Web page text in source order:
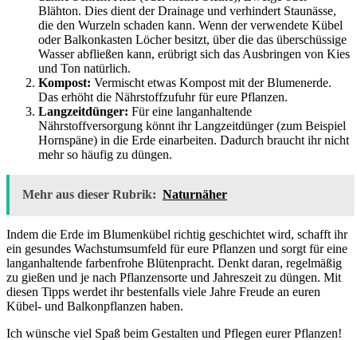
Blähton. Dies dient der Drainage und verhindert Staunässe,
die den Wurzeln schaden kann. Wenn der verwendete Kübel
oder Balkonkasten Löcher besitzt, über die das überschüssige
Wasser abfließen kann, erübrigt sich das Ausbringen von Kies
und Ton natürlich.
Kompost: Vermischt etwas Kompost mit der Blumenerde.
Das erhöht die Nährstoffzufuhr für eure Pflanzen.
Langzeitdünger: Für eine langanhaltende
Nährstoffversorgung könnt ihr Langzeitdünger (zum Beispiel
Hornspäne) in die Erde einarbeiten. Dadurch braucht ihr nicht
mehr so häufig zu düngen.
Mehr aus dieser Rubrik: Naturnäher
Indem die Erde im Blumenkübel richtig geschichtet wird, schafft ihr
ein gesundes Wachstumsumfeld für eure Pflanzen und sorgt für eine
langanhaltende farbenfrohe Blütenpracht. Denkt daran, regelmäßig
zu gießen und je nach Pflanzensorte und Jahreszeit zu düngen. Mit
diesen Tipps werdet ihr bestenfalls viele Jahre Freude an euren
Kübel- und Balkonpflanzen haben.
Ich wünsche viel Spaß beim Gestalten und Pflegen eurer Pflanzen!